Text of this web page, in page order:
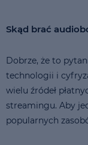
Skąd brać
Dobrze, że to
technologii i
wielu źródeł
streamingu. Aby
popularnych